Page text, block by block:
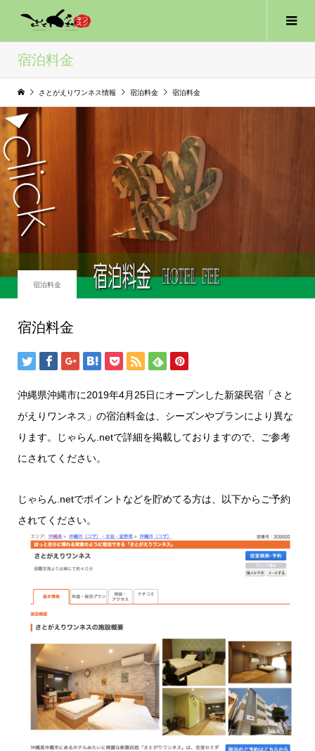
宿泊料金
さとがえりワンネス情報 宿泊料金 宿泊料金
宿泊料金
宿泊料金
沖縄県沖縄市に2019年4月25日にオープンした新築民宿「さと
がえりワンネス」の宿泊料金は、シーズンやプランにより異な
ります。じゃらん.netで詳細を掲載しておりますので、ご参考
にされてください。
じゃらん.netでポイントなどを貯めてる方は、以下からご予約
されてください。